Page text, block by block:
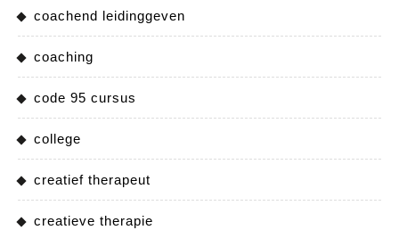
coachend leidinggeven
coaching
code 95 cursus
college
creatief therapeut
creatieve therapie